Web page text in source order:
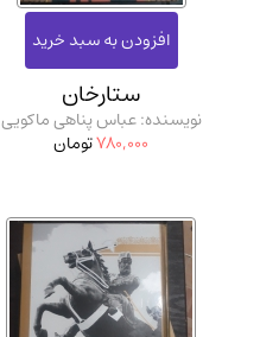
ستارخان
نویسنده: عباس پناهی ماکویی
780,000تومان